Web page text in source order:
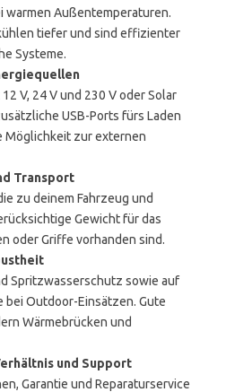
warmen Außentemperaturen.
tiefer und sind effizienter
Systeme.
V, 24 V und 230 V oder Solar
USB-Ports fürs Laden
Möglichkeit zur externen
Transport
zu deinem Fahrzeug und
Gewicht für das
oder Griffe vorhanden sind.
Spritzwasserschutz sowie auf
Outdoor-Einsätzen. Gute
Wärmebrücken und
und Support
Garantie und Reparaturservice